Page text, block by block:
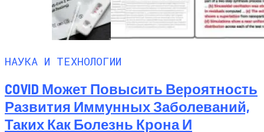
Новый Код Добывает
Микроскопические Изображения В
НАУКА И ТЕХНОЛОГИИ
COVID Может Повысить Вероятность
Развития Иммунных Заболеваний,
Таких Как Болезнь Крона И